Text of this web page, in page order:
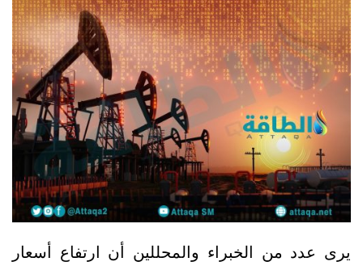
يرى عدد من الخبراء والمحللين أن ارتفاع أسعار